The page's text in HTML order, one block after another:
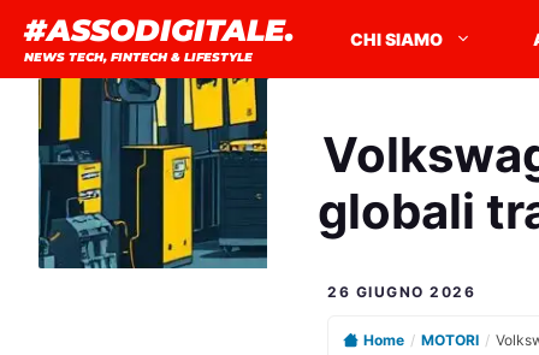
contenuto
#ASSODIGITALE.
NEWS TECH, FINTECH & LIFESTYLE
CHI SIAMO
globali
26 GIUGNO 2026
Home / MOTORI /